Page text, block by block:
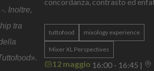
. Inoltre,
tra
».
“aggiungere caffè” a un cocktail.
capire estrazioni, temperature,
aromatici, origini e come ogni
cambia il risultato nel bicchiere.
tuttofood mixology experience
Mixer XL Perspectives
12 maggio 16:00 - 16:45 |